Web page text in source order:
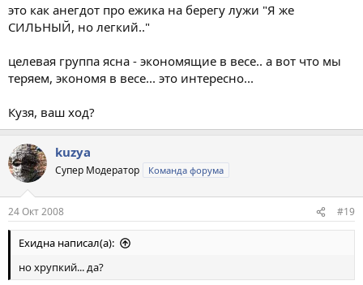
это как анегдот про ежика на берегу лужи "Я же
СИЛЬНЫЙ, но легкий.."
целевая группа ясна - экономящие в весе.. а вот что мы
теряем, экономя в весе... это интересно...
Кузя, ваш ход?
kuzya
Супер Модератор Команда форума
24 Окт 2008 #19
Ехидна написал(а):
но хрупкий... да?